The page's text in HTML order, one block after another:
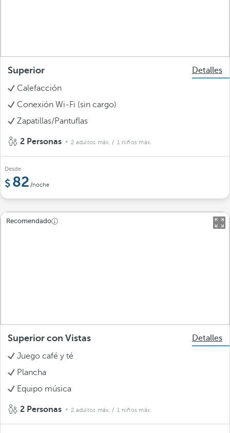
Superior
Detalles
Calefacción
Conexión Wi-Fi (sin cargo)
Zapatillas/Pantuflas
2 Personas 2 adultos máx. / 1 niños máx.
Desde
82 /noche
Recomendado
Superior con Vistas
Detalles
Juego café y té
Plancha
Equipo música
2 Personas 2 adultos máx. / 1 niños máx.